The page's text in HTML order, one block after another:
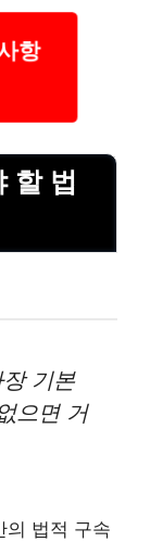
항
할 법
기본
으면 거
의 법적 구속